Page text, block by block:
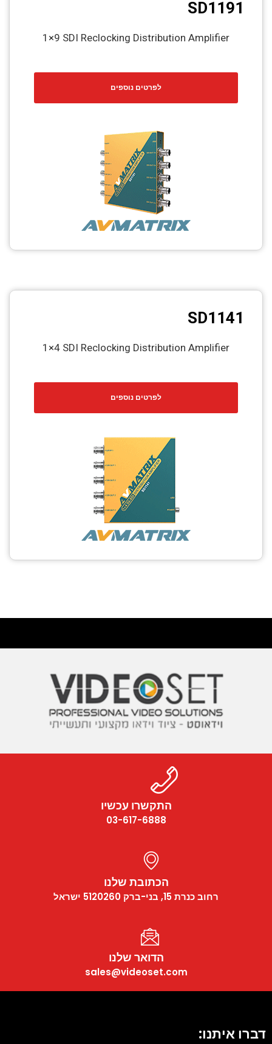
SD1191
1×9 SDI Reclocking Distribution Amplifier
לפרטים נוספים
SD1141
1×4 SDI Reclocking Distribution Amplifier
לפרטים נוספים
התקשרו עכשיו
03-617-6888
הכתובת שלנו
רחוב כנרת 15, בני-ברק 5120260 ישראל
הדואר שלנו
sales@videoset.com
דברו איתנו: